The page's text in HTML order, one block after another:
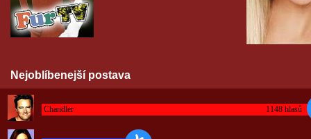
Nejoblíbenejší postava